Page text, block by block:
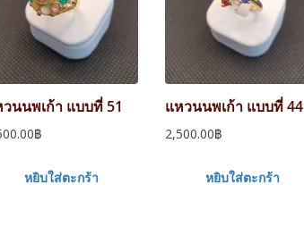
นนพเก้า แบบที่ 51
฿
หยิบใส่ตะกร้า
แหวนนพเก้า แบบที่ 44
2,500.00฿
หยิบใส่ตะกร้า